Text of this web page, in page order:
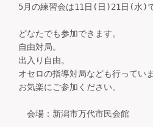
5月の練習会は11日(日)21日(水)で
どなたでも参加できます。
自由対局。
出入り自由。
オセロの指導対局なども行っていま
お気楽にご参加ください。
会場：新潟市万代市民会館